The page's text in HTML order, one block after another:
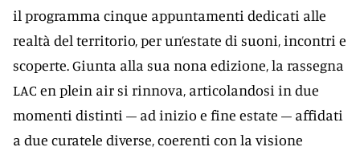
il programma cinque appuntamenti dedicati alle
realtà del territorio, per un’estate di suoni, incontri e
scoperte. Giunta alla sua nona edizione, la rassegna
LAC en plein air si rinnova, articolandosi in due
momenti distinti – ad inizio e fine estate – affidati
a due curatele diverse, coerenti con la visione